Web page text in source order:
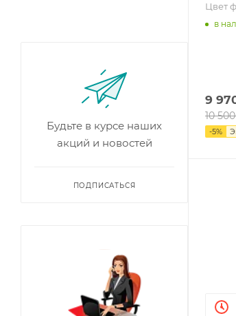
Цвет
в
9
10 500
-5%
Будьте в курсе наших
акций и новостей
ПОДПИСАТЬСЯ